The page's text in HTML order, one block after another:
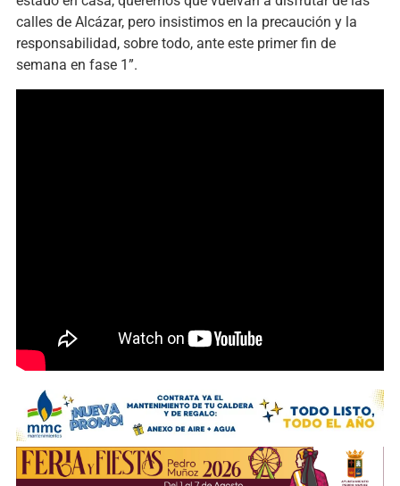
calles de Alcázar, pero insistimos en la precaución y la
responsabilidad, sobre todo, ante este primer fin de
semana en fase 1”.